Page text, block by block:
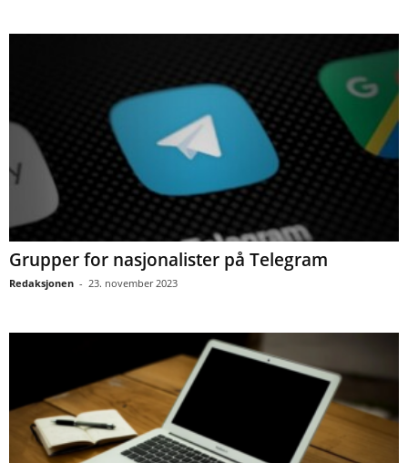
Grupper for nasjonalister på Telegram
Redaksjonen - 23. november 2023